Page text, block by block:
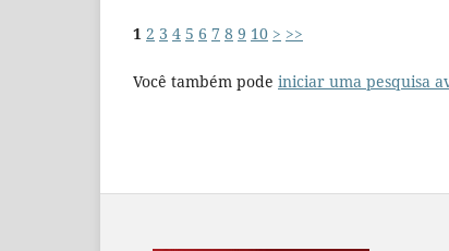
1 2 3 4 5 6 7 8 9 10 > >>
Você também pode iniciar uma pesquisa